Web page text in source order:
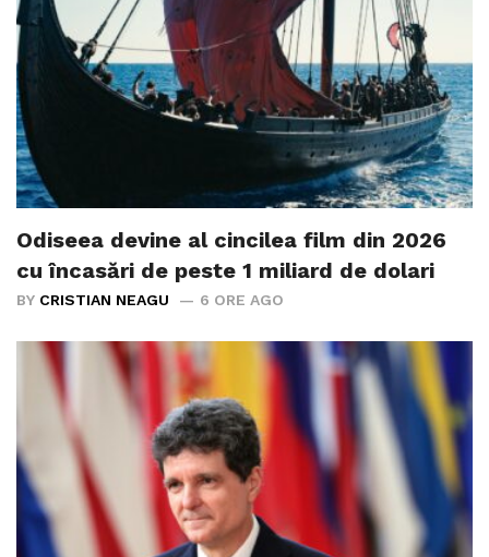
Odiseea devine al cincilea film din 2026
cu încasări de peste 1 miliard de dolari
BY CRISTIAN NEAGU 6 ORE AGO